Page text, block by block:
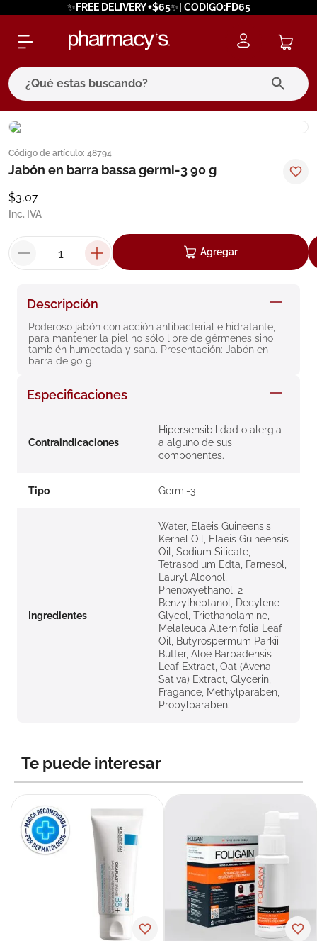
✨FREE DELIVERY +$65✨| CODIGO:FD65
¿Qué estas buscando?
Código de artículo: 48794
Jabón en barra bassa germi-3 90 g
$3,07
Inc. IVA
Agregar
Descripción
Poderoso jabón con acción antibacterial e hidratante,
para mantener la piel no sólo libre de gérmenes sino
también humectada y sana. Presentación: Jabón en
barra de 90 g.
Especificaciones
Contraindicaciones
Hipersensibilidad o alergia
a alguno de sus
componentes.
Tipo Germi-3
Ingredientes
Water, Elaeis Guineensis
Kernel Oil, Elaeis Guineensis
Oil, Sodium Silicate,
Tetrasodium Edta, Farnesol,
Lauryl Alcohol,
Phenoxyethanol, 2-
Benzylheptanol, Decylene
Glycol, Triethanolamine,
Melaleuca Alternifolia Leaf
Oil, Butyrospermum Parkii
Butter, Aloe Barbadensis
Leaf Extract, Oat (Avena
Sativa) Extract, Glycerin,
Fragance, Methylparaben,
Propylparaben.
Te puede interesar
términos más buscados
1. eucerin
3
cerave
7. isdin
8. roche posay
9. megacistin